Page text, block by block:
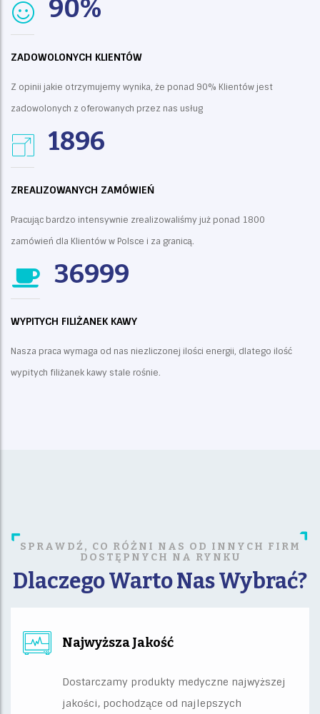
90%
ZADOWOLONYCH KLIENTÓW
Z opinii jakie otrzymujemy wynika, że ponad 90% Klientów jest
zadowolonych z oferowanych przez nas usług
1896
ZREALIZOWANYCH ZAMÓWIEŃ
Pracując bardzo intensywnie zrealizowaliśmy już ponad 1800
zamówień dla Klientów w Polsce i za granicą.
36999
WYPITYCH FILIŻANEK KAWY
Nasza praca wymaga od nas niezliczonej ilości energii, dlatego ilość
wypitych filiżanek kawy stale rośnie.
SPRAWDŹ, CO RÓŻNI NAS OD INNYCH FIRM
DOSTĘPNYCH NA RYNKU
Dlaczego Warto Nas Wybrać?
Najwyższa Jakość
Dostarczamy produkty medyczne najwyższej
jakości, pochodzące od najlepszych